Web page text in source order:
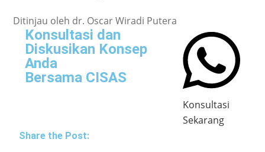
Ditinjau oleh dr. Oscar Wiradi Putera
Konsultasi dan
Diskusikan Konsep
Anda
Bersama CISAS
Konsultasi
Sekarang
Share the Post: